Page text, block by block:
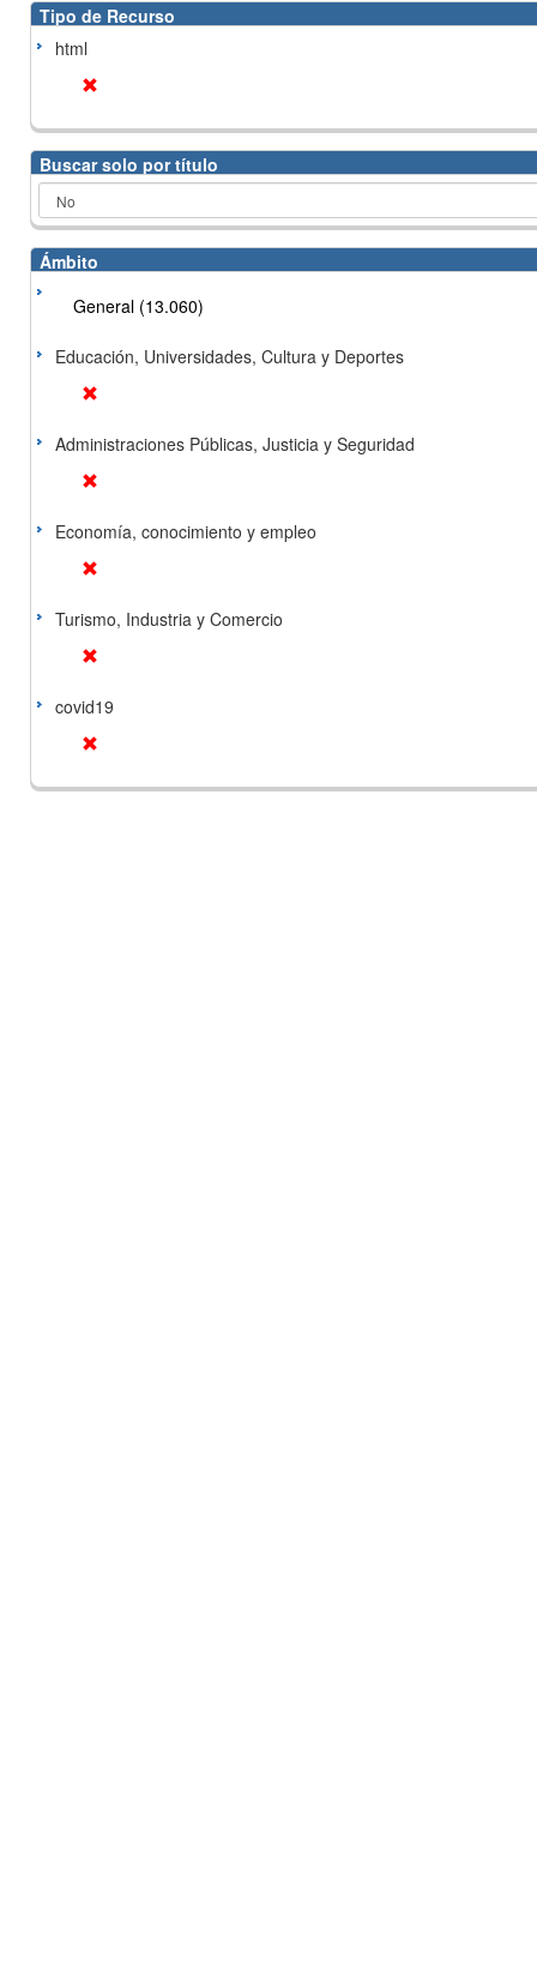
Tipo de Recurso
html
Buscar solo por título
Ámbito
General (13.060)
Educación, Universidades, Cultura y Deportes
Administraciones Públicas, Justicia y Seguridad
Economía, conocimiento y empleo
Turismo, Industria y Comercio
covid19